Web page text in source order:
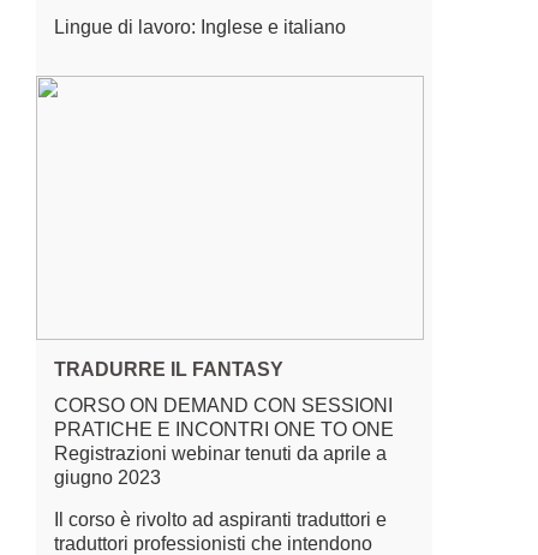
Lingue di lavoro: Inglese e italiano
TRADURRE IL FANTASY
CORSO ON DEMAND CON SESSIONI
PRATICHE E INCONTRI ONE TO ONE
Registrazioni webinar tenuti da aprile a
giugno 2023
Il corso è rivolto ad aspiranti traduttori e
traduttori professionisti che intendono